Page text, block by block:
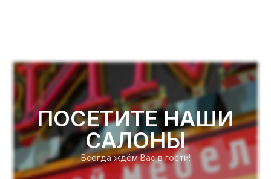
ПОСЕТИТЕ НАШИ
САЛОНЫ
Всегда ждём Вас в гости!